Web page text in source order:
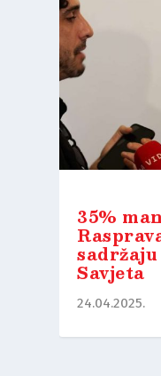
35%
Savjeta
24.04.2025.